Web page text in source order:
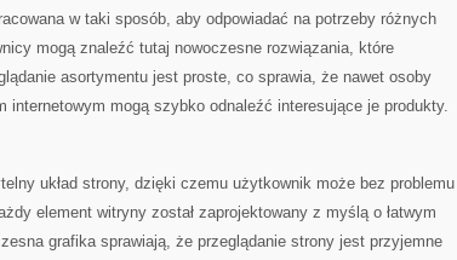
w taki sposób, aby odpowiadać na potrzeby różnych
mogą znaleźć tutaj nowoczesne rozwiązania, które
asortymentu jest proste, co sprawia, że nawet osoby
internetowym mogą szybko odnaleźć interesujące je produkty.
układ strony, dzięki czemu użytkownik może bez problemu
element witryny został zaprojektowany z myślą o łatwym
grafika sprawiają, że przeglądanie strony jest przyjemne